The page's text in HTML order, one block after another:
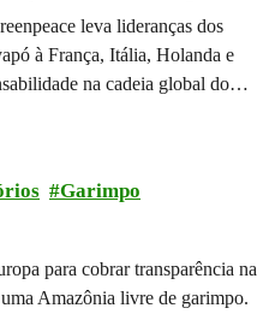
leva lideranças dos
à França, Itália, Holanda e
na cadeia global do
Garimpo
para cobrar transparência na
Amazônia livre de garimpo.